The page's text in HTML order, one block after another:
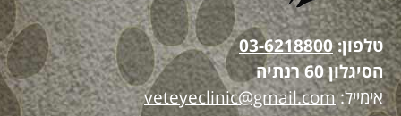
טלפון:03-6218800
הסיגלון 60 רנתיה
אימייל:veteyeclinic@gmail.com